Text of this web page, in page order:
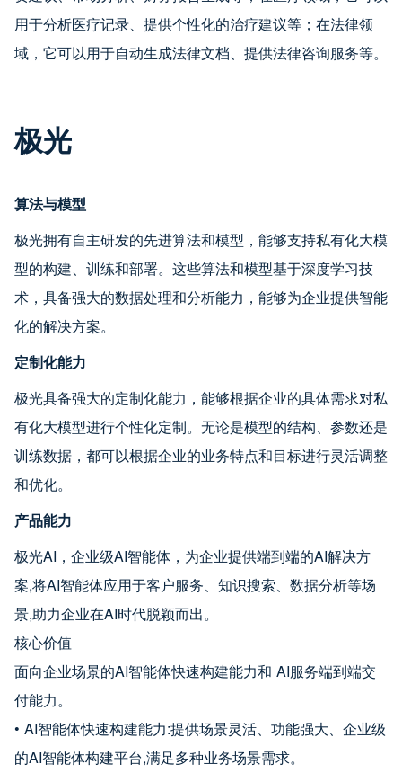
用于分析医疗记录、提供个性化的治疗建议等；在法律领
域，它可以用于自动生成法律文档、提供法律咨询服务等。
极光
算法与模型
极光拥有自主研发的先进算法和模型，能够支持私有化大模
型的构建、训练和部署。这些算法和模型基于深度学习技
术，具备强大的数据处理和分析能力，能够为企业提供智能
化的解决方案。
定制化能力
极光具备强大的定制化能力，能够根据企业的具体需求对私
有化大模型进行个性化定制。无论是模型的结构、参数还是
训练数据，都可以根据企业的业务特点和目标进行灵活调整
和优化。
产品能力
极光AI，企业级AI智能体，为企业提供端到端的AI解决方
案,将AI智能体应用于客户服务、知识搜索、数据分析等场
景,助力企业在AI时代脱颖而出。
核心价值
面向企业场景的AI智能体快速构建能力和 AI服务端到端交
付能力。
• AI智能体快速构建能力:提供场景灵活、功能强大、企业级
的AI智能体构建平台,满足多种业务场景需求。